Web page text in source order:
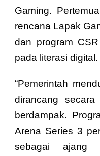
Gaming.
rencana Lapak
dan program
pada literasi digital.
“Pemerintah
dirancang
berdampak.
Arena Series 3
sebagai ajang